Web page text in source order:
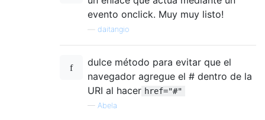
evento onclick. Muy muy listo!
daitangio
dulce método para evitar que el
navegador agregue el # dentro de la
URI al hacer href="#"
— Abela